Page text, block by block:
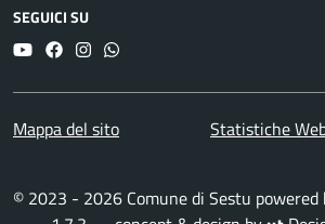
SEGUICI SU
YouTubeFacebookInstagram
Whatsapp
Mappa del sito Statistiche
© 2023 - 2026 Comune di Sestu powered